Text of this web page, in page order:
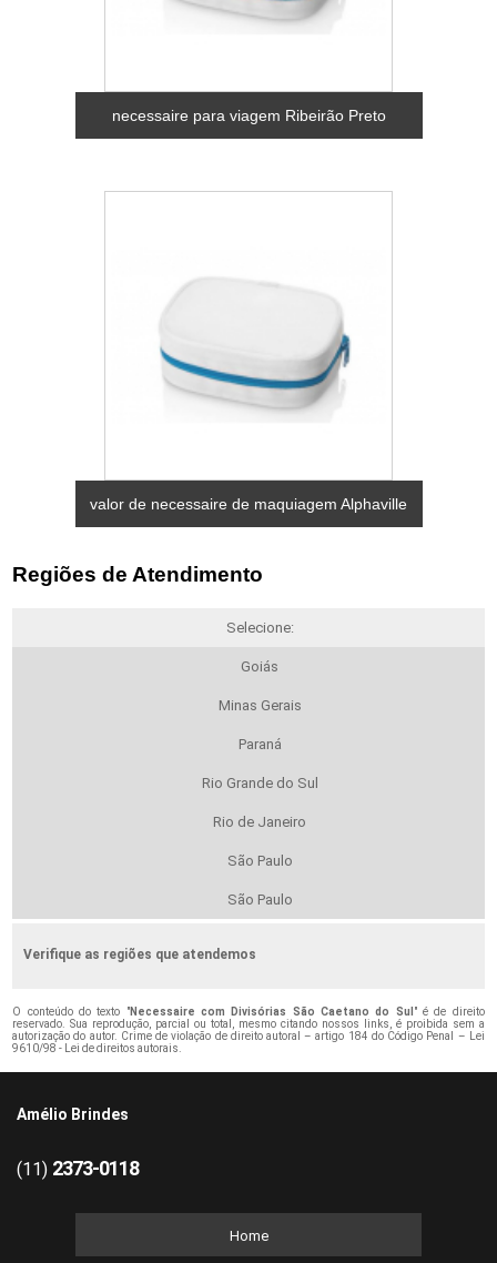
necessaire para viagem Ribeirão Preto
valor de necessaire de maquiagem Alphaville
Regiões de Atendimento
Selecione:
Goiás
Minas Gerais
Paraná
Rio Grande do Sul
Rio de Janeiro
São Paulo
São Paulo
Verifique as regiões que atendemos
O conteúdo do texto "Necessaire com Divisórias São Caetano do Sul " é de direito
reservado. Sua reprodução, parcial ou total, mesmo citando nossos links, é proibida sem a
autorização do autor. Crime de violação de direito autoral – artigo 184 do Código Penal –
Lei
9610/98 - Lei de direitos autorais
Amélio Brindes
(11) 2373-0118
Home